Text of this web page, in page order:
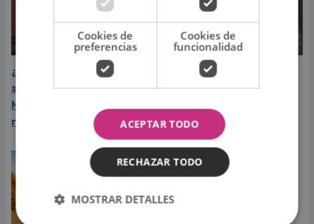
¿Greeicy espera a su
segundo hijo? Video de
Mike Bahía desata
rumores
Laura Pausini reveló cuál
de sus éxitos es su
sus seguidores
Cookies de
preferencias
Cookies de
funcionalidad
ACEPTAR TODO
RECHAZAR TODO
MOSTRAR DETALLES